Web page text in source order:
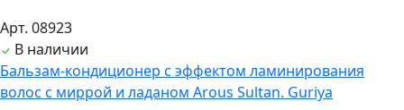
Арт. 08923
В наличии
Бальзам-кондиционер с эффектом ламинирования
волос с миррой и ладаном Arous Sultan. Guriya